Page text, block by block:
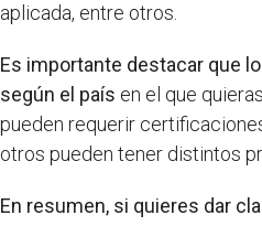
aplicada, entre otros.
Es importante destacar que
según el país en el que
pueden requerir
otros pueden tener distintos
En resumen, si quieres dar